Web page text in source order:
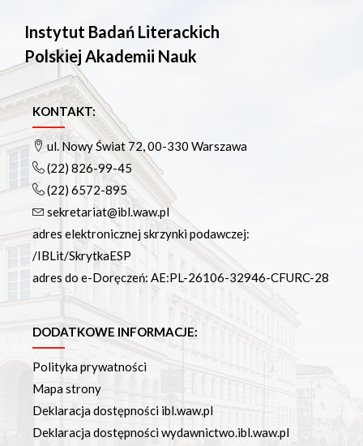
Instytut Badań Literackich
Polskiej Akademii Nauk
KONTAKT:
ul. Nowy Świat 72, 00-330 Warszawa
(22) 826-99-45
(22) 6572-895
sekretariat@ibl.waw.pl
adres elektronicznej skrzynki podawczej:
/IBLit/SkrytkaESP
adres do e-Doręczeń: AE:PL-26106-32946-CFURC-28
DODATKOWE INFORMACJE:
Polityka prywatności
Mapa strony
Deklaracja dostępności ibl.waw.pl
Deklaracja dostępności wydawnictwo.ibl.waw.pl